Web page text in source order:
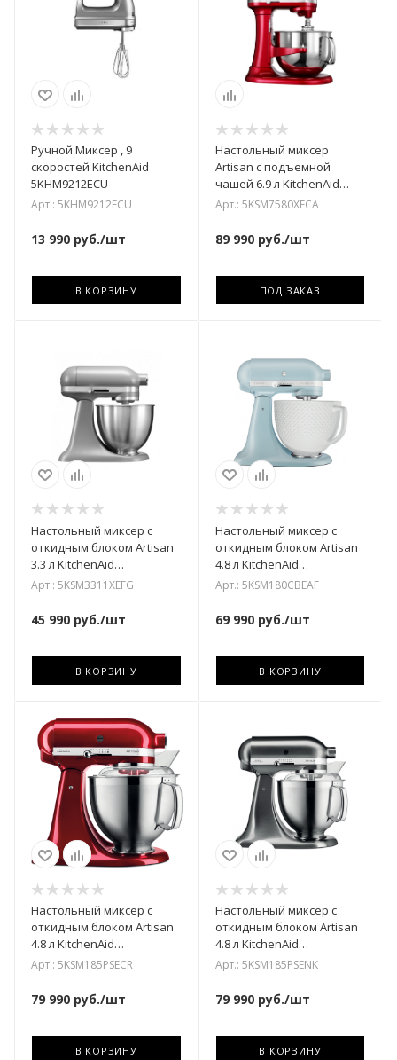
Ручной Миксер , 9
скоростей KitchenAid
5KHM9212ECU
Арт.: 5KHM9212ECU
13 990 руб./шт
В КОРЗИНУ
Настольный миксер
Artisan с подъемной
чашей 6.9 л KitchenAid
5KSM7580XECA
Арт.: 5KSM7580XECA
89 990руб./шт
ПОД ЗАКАЗ
Настольный миксер с
откидным блоком Artisan
3.3 л KitchenAid
5KSM3311XEFG
Арт.: 5KSM3311XEFG
45 990 руб./шт
В КОРЗИНУ
Настольный миксер с
откидным блоком Artisan
4.8 л KitchenAid
5KSM180CBEAF
Арт.: 5KSM180CBEAF
69 990руб./шт
В КОРЗИНУ
Настольный миксер с
откидным блоком Artisan
4.8 л KitchenAid
5KSM185PSECR
Арт.: 5KSM185PSECR
79 990 руб./шт
В КОРЗИНУ
Настольный миксер с
откидным блоком Artisan
4.8 л KitchenAid
5KSM185PSENK
Арт.: 5KSM185PSENK
79 990руб./шт
В КОРЗИНУ